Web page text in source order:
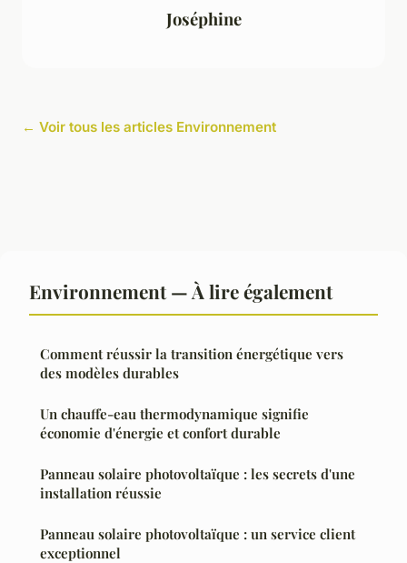
Joséphine
← Voir tous les articles Environnement
Environnement — À lire également
Comment réussir la transition énergétique vers
des modèles durables
Un chauffe-eau thermodynamique signifie
économie d'énergie et confort durable
Panneau solaire photovoltaïque : les secrets d'une
installation réussie
Panneau solaire photovoltaïque : un service client
exceptionnel